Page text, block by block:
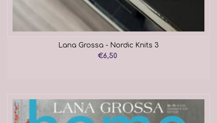
Lana Grossa - Nordic Knits 3
€6,50